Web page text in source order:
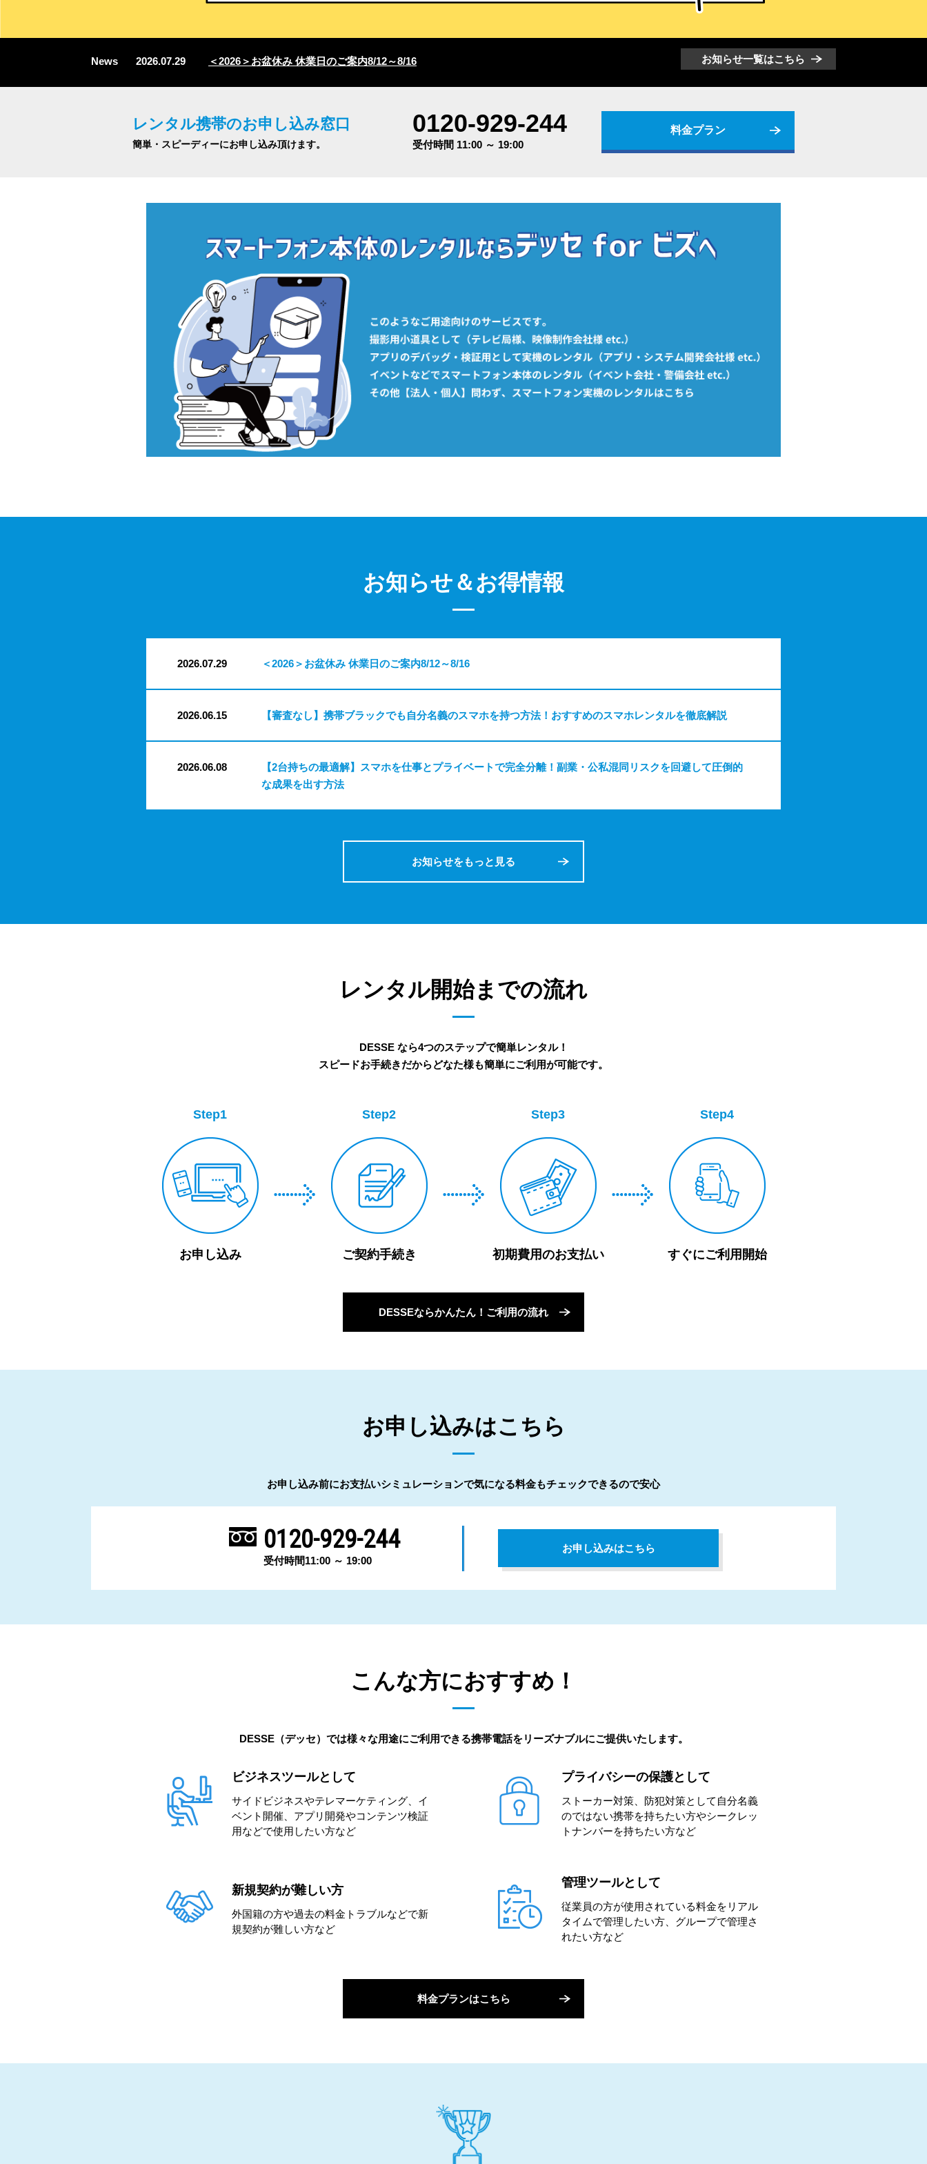
News 2026.07.29 ＜2026＞お盆休み 休業日のご案内8/12～8/16 お知らせ一覧はこちら
レンタル携帯のお申し込み窓口
簡単・スピーディーにお申し込み頂けます。
0120-929-244
受付時間 11:00 ～ 19:00
料金プラン
お知らせ＆お得情報
2026.07.29 ＜2026＞お盆休み 休業日のご案内8/12～8/16
2026.06.15 【審査なし】携帯ブラックでも自分名義のスマホを持つ方法！おすすめのスマホレンタルを徹底解説
2026.06.08
【2台持ちの最適解】スマホを仕事とプライベートで完全分離！副業・公私混同リスクを回避して圧倒的
な成果を出す方法
お知らせをもっと見る
レンタル開始までの流れ
DESSE なら4つのステップで簡単レンタル！
スピードお手続きだからどなた様も簡単にご利用が可能です。
Step1
お申し込み
Step2
ご契約手続き
Step3
初期費用のお支払い
Step4
すぐにご利用開始
DESSEならかんたん！ご利用の流れ
お申し込みはこちら
お申し込み前にお支払いシミュレーションで気になる料金もチェックできるので安心
0120-929-244
受付時間11:00 ～ 19:00
お申し込みはこちら
こんな方におすすめ！
DESSE（デッセ）では様々な用途にご利用できる携帯電話をリーズナブルにご提供いたします。
ビジネスツールとして
サイドビジネスやテレマーケティング、イ
ベント開催、アプリ開発やコンテンツ検証
用などで使用したい方など
プライバシーの保護として
ストーカー対策、防犯対策として自分名義
のではない携帯を持ちたい方やシークレッ
トナンバーを持ちたい方など
新規契約が難しい方
外国籍の方や過去の料金トラブルなどで新
規契約が難しい方など
管理ツールとして
従業員の方が使用されている料金をリアル
タイムで管理したい方、グループで管理さ
れたい方など
料金プランはこちら